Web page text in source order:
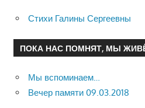
Стихи Галины Сергеевны
ПОКА НАС ПОМНЯТ, МЫ
Мы вспоминаем…
Вечер памяти 09.03.2018